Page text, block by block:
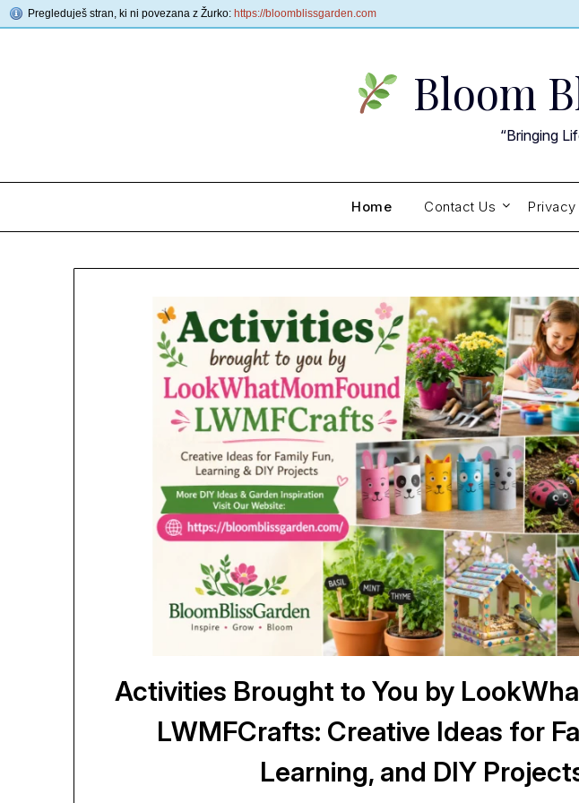
Pregleduješ stran, ki ni povezana z Žurko: https://bloomblissgarden.com